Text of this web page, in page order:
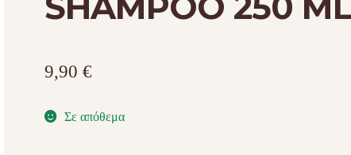
9,90€
Σε απόθεμα